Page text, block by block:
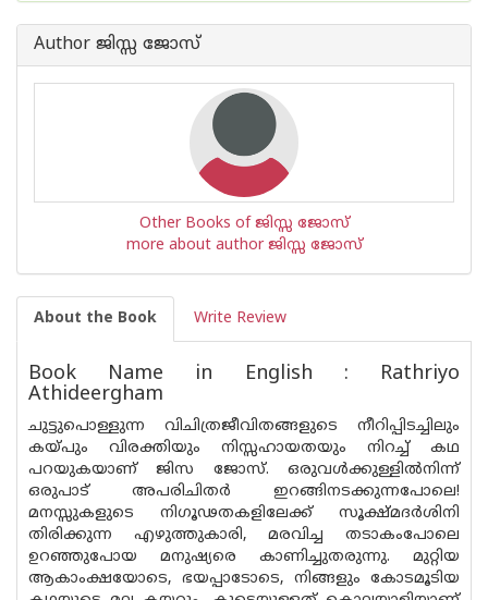
Author ജിസ്സ ജോസ്
Other Books of ജിസ്സ ജോസ്
more about author ജിസ്സ ജോസ്
About the Book Write Review
Book Name in English : Rathriyo
Athideergham
ചുട്ടുപൊള്ളുന്ന വിചിത്രജീവിതങ്ങളുടെ നീറിപ്പിടച്ചിലും
കയ്പും വിരക്തിയും നിസ്സഹായതയും നിറച്ച് കഥ
പറയുകയാണ് ജിസ ജോസ്. ഒരുവൾക്കുള്ളിൽനിന്ന്
ഒരുപാട് അപരിചിതർ ഇറങ്ങിനടക്കുന്നപോലെ!
മനസ്സുകളുടെ നിഗൂഢതകളിലേക്ക് സൂക്ഷ്മദർശിനി
തിരിക്കുന്ന എഴുത്തുകാരി, മരവിച്ച തടാകംപോലെ
ഉറഞ്ഞുപോയ മനുഷ്യരെ കാണിച്ചുതരുന്നു. മുറ്റിയ
ആകാംക്ഷയോടെ, ഭയപ്പാടോടെ, നിങ്ങളും കോടമൂടിയ